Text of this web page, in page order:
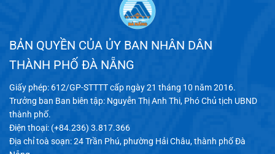
BẢN QUYỀN CỦA ỦY BAN NHÂN DÂN
THÀNH PHỐ ĐÀ NẴNG
Giấy phép: 612/GP-STTTT cấp ngày 21 tháng 10 năm 2016.
Trưởng ban Ban biên tập: Nguyễn Thị Anh Thi, Phó Chủ tịch UBND
thành phố.
Điện thoại: (+84.236) 3.817.366
Địa chỉ toà soạn: 24 Trần Phú, phường Hải Châu, thành phố Đà